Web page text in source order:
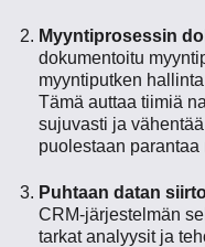
Myyntiprosessin
dokumentoitu
myyntiputken
Tämä auttaa tiimiä
sujuvasti ja
puolestaan parantaa
Puhtaan datan
CRM-järjestelmän
tarkat analyysit ja